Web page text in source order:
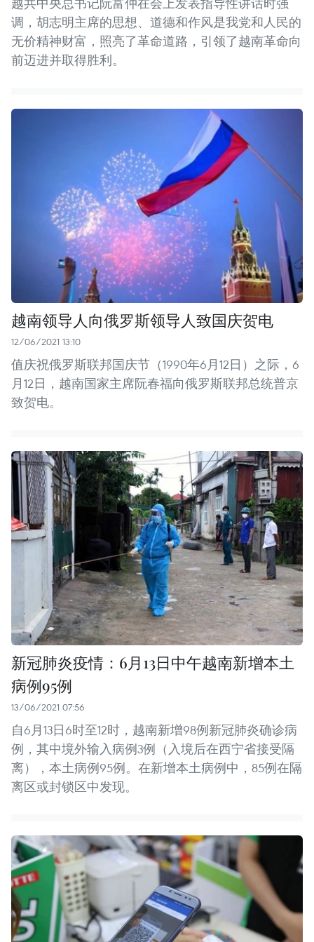
调，胡志明主席的思想、道德和作风是我党和人民的
无价精神财富，照亮了革命道路，引领了越南革命向
前迈进并取得胜利。
越南领导人向俄罗斯领导人致国庆贺电
12/06/2021 13:10
值庆祝俄罗斯联邦国庆节（1990年6月12日）之际，6
月12日，越南国家主席阮春福向俄罗斯联邦总统普京
致贺电。
新冠肺炎疫情：6月13日中午越南新增本土
病例95例
13/06/2021 07:56
自6月13日6时至12时，越南新增98例新冠肺炎确诊病
例，其中境外输入病例3例（入境后在西宁省接受隔
离），本土病例95例。在新增本土病例中，85例在隔
离区或封锁区中发现。